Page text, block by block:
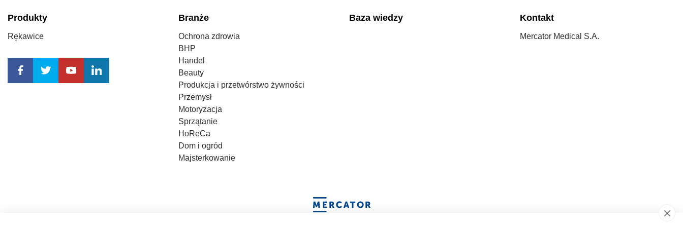
Produkty
Rękawice
Branże
Ochrona zdrowia
BHP
Handel
Beauty
Produkcja i przetwórstwo żywności
Przemysł
Motoryzacja
Sprzątanie
HoReCa
Dom i ogród
Majsterkowanie
Baza wiedzy Kontakt
Mercator Medical S.A.